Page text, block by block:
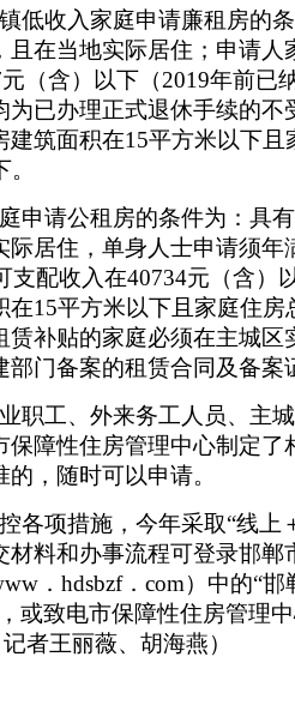
低收入家庭申请廉租房的
且在当地实际居住；申请人
（含）以下（2019年前已
为已办理正式退休手续的不
建筑面积在15平方米以下且
申请公租房的条件为：具
际居住，单身人士申请须年
支配收入在40734元（含）
在15平方米以下且家庭住房
赁补贴的家庭必须在主城区
部门备案的租赁合同及备案
职工、外来务工人员、主
保障性住房管理中心制定了
，随时可以申请。
各项措施，今年采取“线上
材料和办事流程可登录邯郸
．hdsbzf．com）中的“
或致电市保障性住房管理
者王丽薇、胡海燕）